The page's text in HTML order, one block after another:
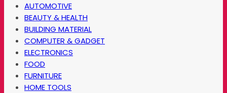
AUTOMOTIVE
BEAUTY & HEALTH
BUILDING MATERIAL
COMPUTER & GADGET
ELECTRONICS
FOOD
FURNITURE
HOME TOOLS